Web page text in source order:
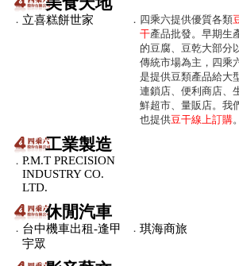
． 立喜糕餅世家 ． 四乘六提供優質各類
干產品批發。早期生
的豆腐、豆乾大部分
傳統市場為主，四乘
是提供豆類產品給大
連鎖店、便利商店、
鮮超市、量販店。我
也提供豆干線上訂購。
工業製造
． P.M.T PRECISION
INDUSTRY CO.
LTD.
休閒汽車
． 台中機車出租-逢甲
宇眾
． 琪海商旅